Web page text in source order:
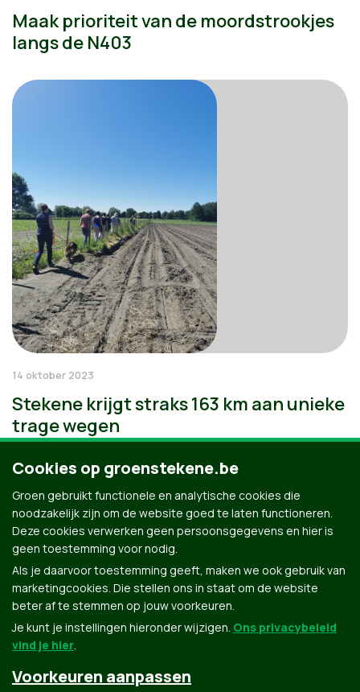
Maak prioriteit van de moordstrookjes
langs de N403
14 oktober 2023
Stekene krijgt straks 163 km aan unieke
trage wegen
Groen.be
Cookies op groenstekene.be
Groen gebruikt functionele en analytische cookies die
noodzakelijk zijn om de website goed te laten functioneren.
Deze cookies verwerken geen persoonsgegevens en hier is
geen toestemming voor nodig.
Als je daarvoor toestemming geeft, maken we ook gebruik van
marketingcookies. Die stellen ons in staat om de website
beter af te stemmen op jouw voorkeuren.
Je kunt je instellingen hieronder wijzigen. Ons privacybeleid
vind je hier.
Voorkeuren aanpassen